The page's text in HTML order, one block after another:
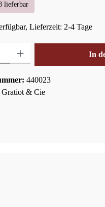
lieferbar
Lieferzeit: 2-4 Tage
Gib den gewünschten Wert ein
In
440023
Gratiot & Cie